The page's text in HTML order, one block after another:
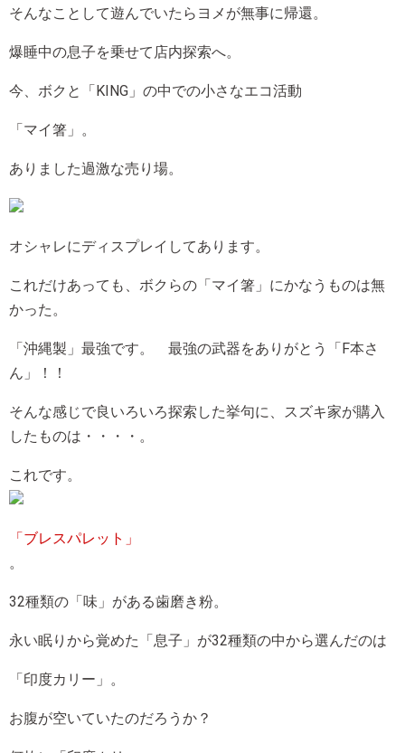
そんなことして遊んでいたらヨメが無事に帰還。
爆睡中の息子を乗せて店内探索へ。
今、ボクと「KING」の中での小さなエコ活動
「マイ箸」。
ありました過激な売り場。
オシャレにディスプレイしてあります。
これだけあっても、ボクらの「マイ箸」にかなうものは無
かった。
「沖縄製」最強です。 最強の武器をありがとう「F本さ
ん」！！
そんな感じで良いろいろ探索した挙句に、スズキ家が購入
したものは・・・・。
これです。
「ブレスパレット」
。
32種類の「味」がある歯磨き粉。
永い眠りから覚めた「息子」が32種類の中から選んだのは
「印度カリー」。
お腹が空いていたのだろうか？